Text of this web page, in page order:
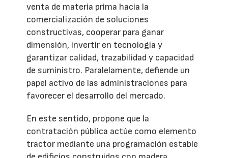
venta de materia prima hacia la
comercialización de soluciones
constructivas, cooperar para ganar
dimensión, invertir en tecnología y
garantizar calidad, trazabilidad y capacidad
de suministro. Paralelamente, defiende un
papel activo de las administraciones para
favorecer el desarrollo del mercado.
En este sentido, propone que la
contratación pública actúe como elemento
tractor mediante una programación estable